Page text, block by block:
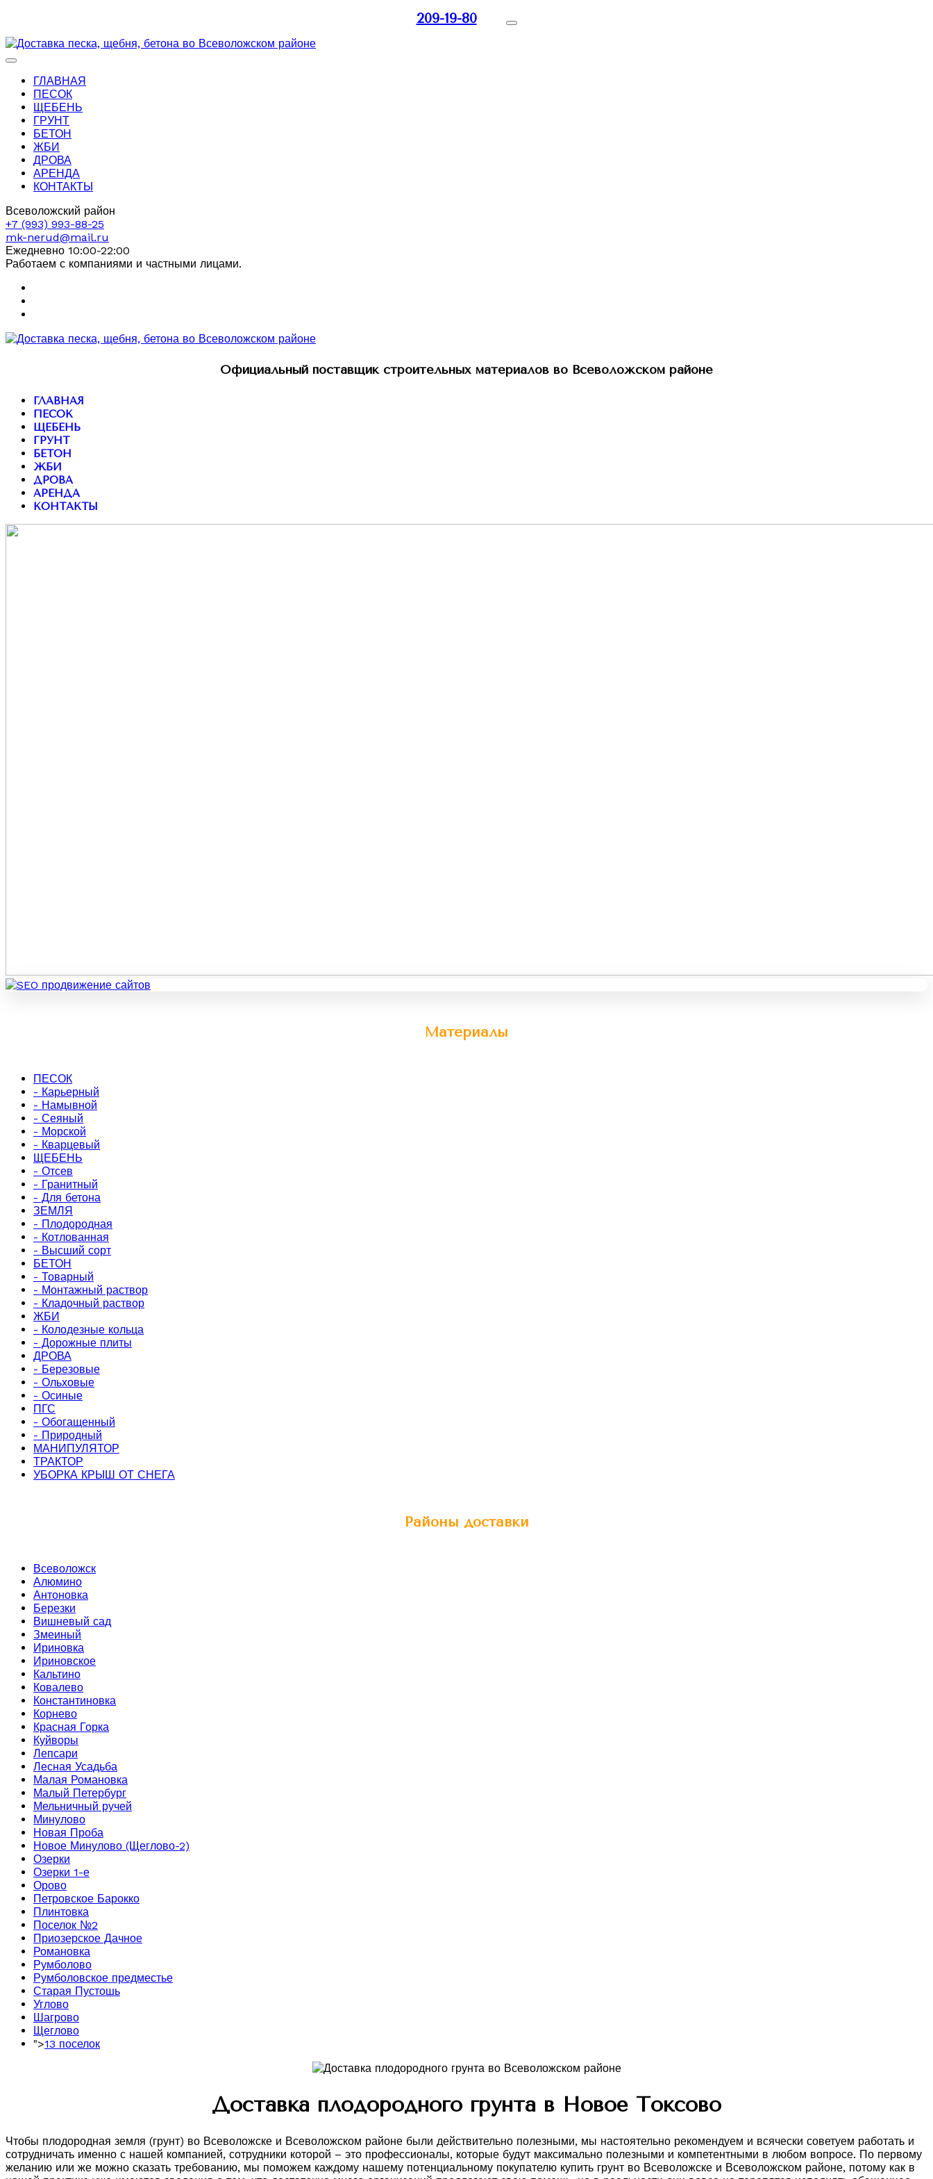
209-19-80
ГЛАВНАЯ
ПЕСОК
ЩЕБЕНЬ
ГРУНТ
БЕТОН
ЖБИ
ДРОВА
АРЕНДА
КОНТАКТЫ
Всеволожский район
+7 (993) 993-88-25
mk-nerud@mail.ru
Ежедневно 10:00-22:00
Работаем с компаниями и частными лицами.
Официальный поставщик строительных материалов во Всеволожском районе
ГЛАВНАЯ
ПЕСОК
ЩЕБЕНЬ
ГРУНТ
БЕТОН
ЖБИ
ДРОВА
АРЕНДА
КОНТАКТЫ
Материалы
ПЕСОК
- Карьерный
- Намывной
- Сеяный
- Морской
- Кварцевый
ЩЕБЕНЬ
- Отсев
- Гранитный
- Для бетона
ЗЕМЛЯ
- Плодородная
- Котлованная
- Высший сорт
БЕТОН
- Товарный
- Монтажный раствор
- Кладочный раствор
ЖБИ
- Колодезные кольца
- Дорожные плиты
ДРОВА
- Березовые
- Ольховые
- Осиные
ПГС
- Обогащенный
- Природный
МАНИПУЛЯТОР
ТРАКТОР
УБОРКА КРЫШ ОТ СНЕГА
Районы доставки
Всеволожск
Алюмино
Антоновка
Березки
Вишневый сад
Змеиный
Ириновка
Ириновское
Кальтино
Ковалево
Константиновка
Корнево
Красная Горка
Куйворы
Лепсари
Лесная Усадьба
Малая Романовка
Малый Петербург
Мельничный ручей
Минулово
Новая Проба
Новое Минулово (Щеглово-2)
Озерки
Озерки 1-е
Орово
Петровское Барокко
Плинтовка
Поселок №2
Приозерское Дачное
Романовка
Румболово
Румболовское предместье
Старая Пустошь
Углово
Шагрово
Щеглово
">13 поселок
Доставка плодородного грунта в Новое Токсово
Чтобы плодородная земля (грунт) во Всеволожске и Всеволожском районе были действительно полезными, мы настоятельно рекомендуем и всячески советуем работать и
сотрудничать именно с нашей компанией, сотрудники которой – это профессионалы, которые будут максимально полезными и компетентными в любом вопросе. По первому
желанию или же можно сказать требованию, мы поможем каждому нашему потенциальному покупателю купить грунт во Всеволожске и Всеволожском районе, потому как в